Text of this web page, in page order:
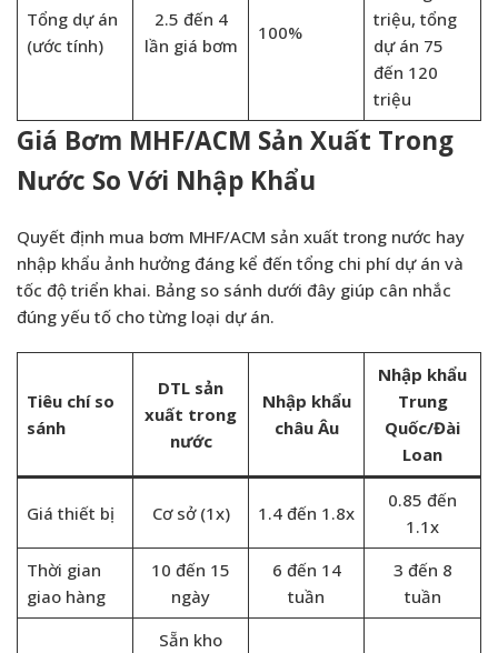
Tổng dự án
(ước tính)
2.5 đến 4
lần giá bơm
100%
triệu, tổng
dự án 75
đến 120
triệu
Giá Bơm MHF/ACM Sản Xuất Trong
Nước So Với Nhập Khẩu
Quyết định mua bơm MHF/ACM sản xuất trong nước hay
nhập khẩu ảnh hưởng đáng kể đến tổng chi phí dự án và
tốc độ triển khai. Bảng so sánh dưới đây giúp cân nhắc
đúng yếu tố cho từng loại dự án.
Tiêu chí so
sánh
DTL sản
xuất trong
nước
Nhập khẩu
châu Âu
Nhập khẩu
Trung
Quốc/Đài
Loan
Giá thiết bị Cơ sở (1x) 1.4 đến 1.8x
0.85 đến
1.1x
Thời gian
giao hàng
10 đến 15
ngày
6 đến 14
tuần
3 đến 8
tuần
Sẵn kho